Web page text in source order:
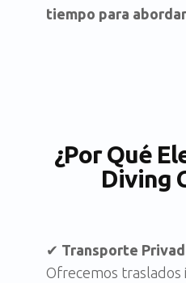
tiempo para
¿Por Qué
Diving
✔ Transporte
Ofrecemos traslados